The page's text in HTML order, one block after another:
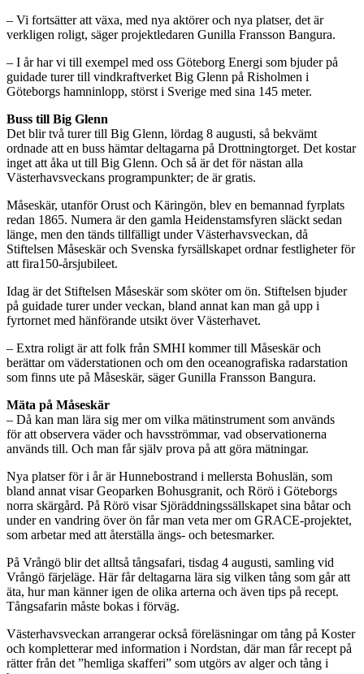
– Vi fortsätter att växa, med nya aktörer och nya platser, det är
verkligen roligt, säger projektledaren Gunilla Fransson Bangura.
– I år har vi till exempel med oss Göteborg Energi som bjuder på
guidade turer till vindkraftverket Big Glenn på Risholmen i
Göteborgs hamninlopp, störst i Sverige med sina 145 meter.
Buss till Big Glenn
Det blir två turer till Big Glenn, lördag 8 augusti, så bekvämt
ordnade att en buss hämtar deltagarna på Drottningtorget. Det kostar
inget att åka ut till Big Glenn. Och så är det för nästan alla
Västerhavsveckans programpunkter; de är gratis.
Måseskär, utanför Orust och Käringön, blev en bemannad fyrplats
redan 1865. Numera är den gamla Heidenstamsfyren släckt sedan
länge, men den tänds tillfälligt under Västerhavsveckan, då
Stiftelsen Måseskär och Svenska fyrsällskapet ordnar festligheter för
att fira150-årsjubileet.
Idag är det Stiftelsen Måseskär som sköter om ön. Stiftelsen bjuder
på guidade turer under veckan, bland annat kan man gå upp i
fyrtornet med hänförande utsikt över Västerhavet.
– Extra roligt är att folk från SMHI kommer till Måseskär och
berättar om väderstationen och om den oceanografiska radarstation
som finns ute på Måseskär, säger Gunilla Fransson Bangura.
Mäta på Måseskär
– Då kan man lära sig mer om vilka mätinstrument som används
för att observera väder och havsströmmar, vad observationerna
används till. Och man får själv prova på att göra mätningar.
Nya platser för i år är Hunnebostrand i mellersta Bohuslän, som
bland annat visar Geoparken Bohusgranit, och Rörö i Göteborgs
norra skärgård. På Rörö visar Sjöräddningssällskapet sina båtar och
under en vandring över ön får man veta mer om GRACE-projektet,
som arbetar med att återställa ängs- och betesmarker.
På Vrångö blir det alltså tångsafari, tisdag 4 augusti, samling vid
Vrångö färjeläge. Här får deltagarna lära sig vilken tång som går att
äta, hur man känner igen de olika arterna och även tips på recept.
Tångsafarin måste bokas i förväg.
Västerhavsveckan arrangerar också föreläsningar om tång på Koster
och kompletterar med information i Nordstan, där man får recept på
rätter från det ”hemliga skafferi” som utgörs av alger och tång i